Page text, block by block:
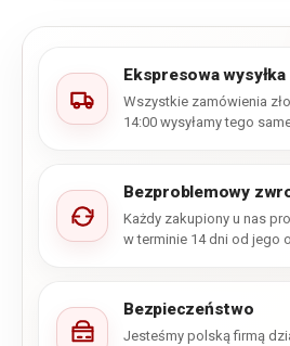
Ekspresowa wysyłka
Wszystkie zamówienia
14:00 wysyłamy tego
Bezproblemowy
Każdy zakupiony u nas
w terminie 14 dni od jego
Bezpieczeństwo
Jesteśmy polską firmą